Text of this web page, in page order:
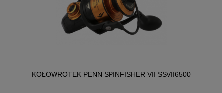
KOŁOWROTEK PENN SPINFISHER VII SSVII6500